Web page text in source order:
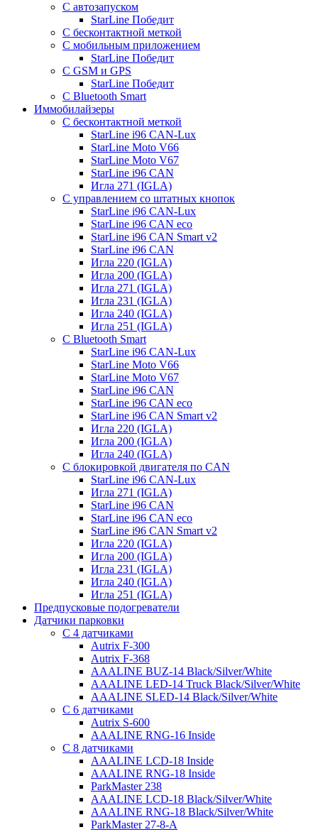
С автозапуском
StarLine Победит
С бесконтактной меткой
С мобильным приложением
StarLine Победит
С GSM и GPS
StarLine Победит
С Bluetooth Smart
Иммобилайзеры
С бесконтактной меткой
StarLine i96 CAN-Lux
StarLine Moto V66
StarLine Moto V67
StarLine i96 CAN
Игла 271 (IGLA)
С управлением со штатных кнопок
StarLine i96 CAN-Lux
StarLine i96 CAN eco
StarLine i96 CAN Smart v2
StarLine i96 CAN
Игла 220 (IGLA)
Игла 200 (IGLA)
Игла 271 (IGLA)
Игла 231 (IGLA)
Игла 240 (IGLA)
Игла 251 (IGLA)
С Bluetooth Smart
StarLine i96 CAN-Lux
StarLine Moto V66
StarLine Moto V67
StarLine i96 CAN
StarLine i96 CAN eco
StarLine i96 CAN Smart v2
Игла 220 (IGLA)
Игла 200 (IGLA)
Игла 240 (IGLA)
С блокировкой двигателя по CAN
StarLine i96 CAN-Lux
Игла 271 (IGLA)
StarLine i96 CAN
StarLine i96 CAN eco
StarLine i96 CAN Smart v2
Игла 220 (IGLA)
Игла 200 (IGLA)
Игла 231 (IGLA)
Игла 240 (IGLA)
Игла 251 (IGLA)
Предпусковые подогреватели
Датчики парковки
С 4 датчиками
Autrix F-300
Autrix F-368
AAALINE BUZ-14 Black/Silver/White
AAALINE LED-14 Truck Black/Silver/White
AAALINE SLED-14 Black/Silver/White
С 6 датчиками
Autrix S-600
AAALINE RNG-16 Inside
С 8 датчиками
AAALINE LCD-18 Inside
AAALINE RNG-18 Inside
ParkMaster 238
AAALINE LCD-18 Black/Silver/White
AAALINE RNG-18 Black/Silver/White
ParkMaster 27-8-A